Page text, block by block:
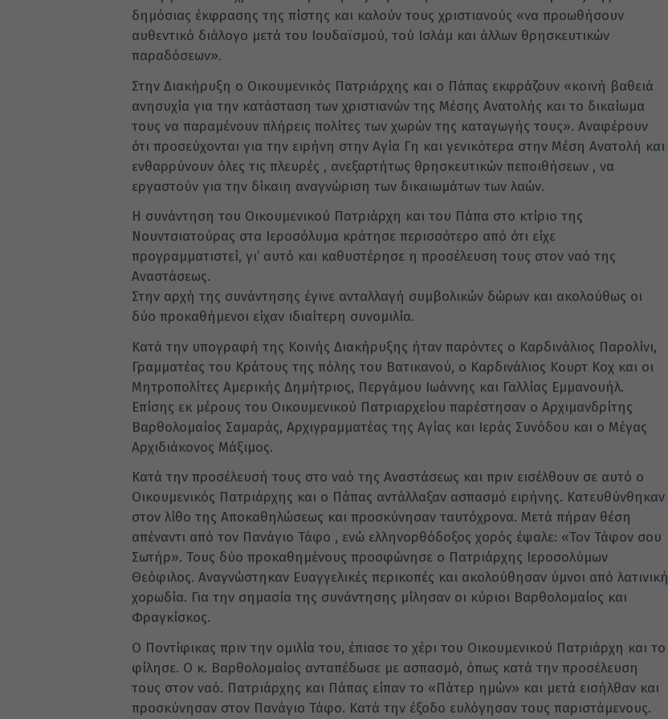
δημόσιας έκφρασης της πίστης και καλούν τους χριστιανούς «να προωθήσουν
αυθεντικό διάλογο μετά του Ιουδαϊσμού, τού Ισλάμ και άλλων θρησκευτικών
παραδόσεων».
Στην Διακήρυξη ο Οικουμενικός Πατριάρχης και ο Πάπας εκφράζουν «κοινή βαθειά
ανησυχία για την κατάσταση των χριστιανών της Μέσης Ανατολής και το δικαίωμα
τους να παραμένουν πλήρεις πολίτες των χωρών της καταγωγής τους». Αναφέρουν
ότι προσεύχονται για την ειρήνη στην Αγία Γη και γενικότερα στην Μέση Ανατολή και
ενθαρρύνουν όλες τις πλευρές , ανεξαρτήτως θρησκευτικών πεποιθήσεων , να
εργαστούν για την δίκαιη αναγνώριση των δικαιωμάτων των λαών.
Η συνάντηση του Οικουμενικού Πατριάρχη και του Πάπα στο κτίριο της
Νουντσιατούρας στα Ιεροσόλυμα κράτησε περισσότερο από ότι είχε
προγραμματιστεί, γι’ αυτό και καθυστέρησε η προσέλευση τους στον ναό της
Αναστάσεως.
Στην αρχή της συνάντησης έγινε ανταλλαγή συμβολικών δώρων και ακολούθως οι
δύο προκαθήμενοι είχαν ιδιαίτερη συνομιλία.
Κατά την υπογραφή της Κοινής Διακήρυξης ήταν παρόντες ο Καρδινάλιος Παρολίνι,
Γραμματέας του Κράτους της πόλης του Βατικανού, ο Καρδινάλιος Κουρτ Κοχ και οι
Μητροπολίτες Αμερικής Δημήτριος, Περγάμου Ιωάννης και Γαλλίας Εμμανουήλ.
Επίσης εκ μέρους του Οικουμενικού Πατριαρχείου παρέστησαν ο Αρχιμανδρίτης
Βαρθολομαίος Σαμαράς, Αρχιγραμματέας της Αγίας και Ιεράς Συνόδου και ο Μέγας
Αρχιδιάκονος Μάξιμος.
Κατά την προσέλευσή τους στο ναό της Αναστάσεως και πριν εισέλθουν σε αυτό ο
Οικουμενικός Πατριάρχης και ο Πάπας αντάλλαξαν ασπασμό ειρήνης. Κατευθύνθηκαν
στον λίθο της Αποκαθηλώσεως και προσκύνησαν ταυτόχρονα. Μετά πήραν θέση
απέναντι από τον Πανάγιο Τάφο , ενώ ελληνορθόδοξος χορός έψαλε: «Τον Τάφον σου
Σωτήρ». Τους δύο προκαθημένους προσφώνησε ο Πατριάρχης Ιεροσολύμων
Θεόφιλος. Αναγνώστηκαν Ευαγγελικές περικοπές και ακολούθησαν ύμνοι από λατινική
χορωδία. Για την σημασία της συνάντησης μίλησαν οι κύριοι Βαρθολομαίος και
Φραγκίσκος.
Ο Ποντίφικας πριν την ομιλία του, έπιασε το χέρι του Οικουμενικού Πατριάρχη και το
φίλησε. Ο κ. Βαρθολομαίος ανταπέδωσε με ασπασμό, όπως κατά την προσέλευση
τους στον ναό. Πατριάρχης και Πάπας είπαν το «Πάτερ ημών» και μετά εισήλθαν και
προσκύνησαν στον Πανάγιο Τάφο. Κατά την έξοδο ευλόγησαν τους παριστάμενους.